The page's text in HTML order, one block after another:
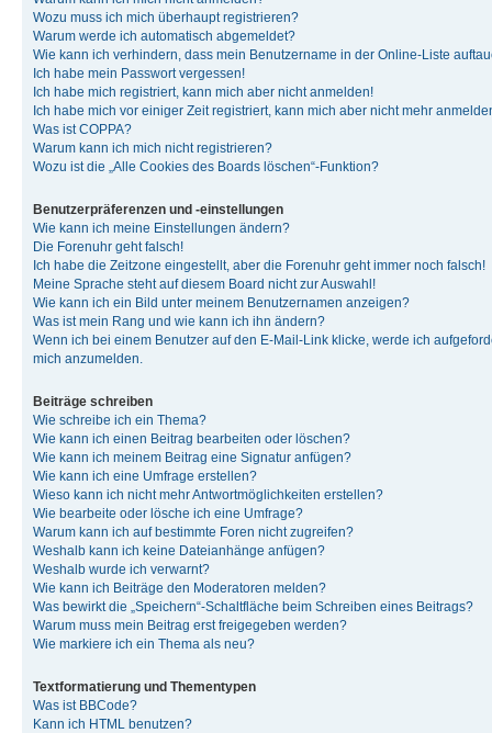
Wozu muss ich mich überhaupt registrieren?
Warum werde ich automatisch abgemeldet?
Wie kann ich verhindern, dass mein Benutzername in der Online-Liste
Ich habe mein Passwort vergessen!
Ich habe mich registriert, kann mich aber nicht anmelden!
Ich habe mich vor einiger Zeit registriert, kann mich aber nicht mehr
Was ist COPPA?
Warum kann ich mich nicht registrieren?
Wozu ist die „Alle Cookies des Boards löschen“-Funktion?
Benutzerpräferenzen und -einstellungen
Wie kann ich meine Einstellungen ändern?
Die Forenuhr geht falsch!
Ich habe die Zeitzone eingestellt, aber die Forenuhr geht immer noch falsch!
Meine Sprache steht auf diesem Board nicht zur Auswahl!
Wie kann ich ein Bild unter meinem Benutzernamen anzeigen?
Was ist mein Rang und wie kann ich ihn ändern?
Wenn ich bei einem Benutzer auf den E-Mail-Link klicke, werde ich
mich anzumelden.
Beiträge schreiben
Wie schreibe ich ein Thema?
Wie kann ich einen Beitrag bearbeiten oder löschen?
Wie kann ich meinem Beitrag eine Signatur anfügen?
Wie kann ich eine Umfrage erstellen?
Wieso kann ich nicht mehr Antwortmöglichkeiten erstellen?
Wie bearbeite oder lösche ich eine Umfrage?
Warum kann ich auf bestimmte Foren nicht zugreifen?
Weshalb kann ich keine Dateianhänge anfügen?
Weshalb wurde ich verwarnt?
Wie kann ich Beiträge den Moderatoren melden?
Was bewirkt die „Speichern“-Schaltfläche beim Schreiben eines Beitrags?
Warum muss mein Beitrag erst freigegeben werden?
Wie markiere ich ein Thema als neu?
Textformatierung und Thementypen
Was ist BBCode?
Kann ich HTML benutzen?